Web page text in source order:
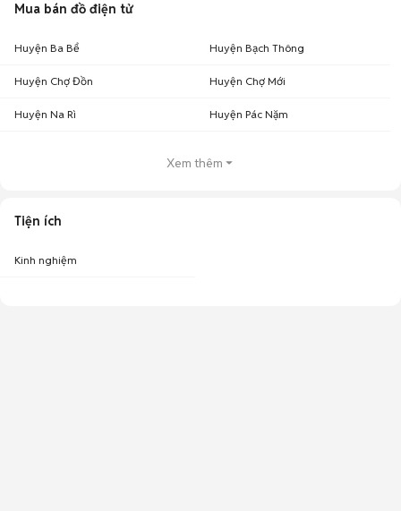
Mua bán đồ điện tử
Huyện Ba Bể Huyện Bạch Thông
Huyện Chợ Đồn Huyện Chợ Mới
Huyện Na Rì Huyện Pác Nặm
Xem thêm
Tiện ích
Kinh nghiệm